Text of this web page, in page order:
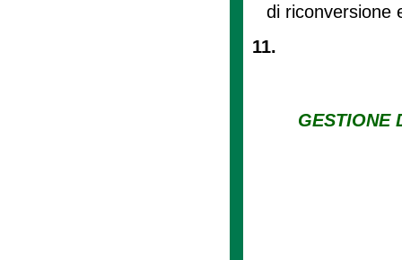
di riconversione
11.
GESTIONE